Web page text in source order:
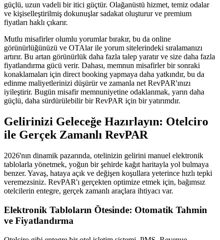
güçlü, uzun vadeli bir itici güçtür. Olağanüstü hizmet, temiz odalar
ve kişiselleştirilmiş dokunuşlar sadakat oluşturur ve premium
fiyatları haklı çıkarır.
Mutlu misafirler olumlu yorumlar bırakır, bu da online
görünürlüğünüzü ve OTAlar ile yorum sitelerindeki sıralamanızı
artırır. Bu artan görünürlük daha fazla talep yaratır ve size daha fazla
fiyatlandırma gücü verir. Dahası, memnun misafirler bir sonraki
konaklamaları için direct booking yapmaya daha yatkındır, bu da
edinme maliyetlerinizi düşürür ve zamanla net RevPAR'ınızı
iyileştirir. Bugün misafir memnuniyetine odaklanmak, yarın daha
güçlü, daha sürdürülebilir bir RevPAR için bir yatırımdır.
Gelirinizi Geleceğe Hazırlayın: Otelciro
ile Gerçek Zamanlı RevPAR
2026'nın dinamik pazarında, otelinizin gelirini manuel elektronik
tablolarla yönetmek, yoğun bir şehirde kağıt haritayla yol bulmaya
benzer. Yavaş, hataya açık ve değişen koşullara yeterince hızlı tepki
veremezsiniz. RevPAR'ı gerçekten optimize etmek için, bağımsız
otelcilerin entegre, gerçek zamanlı araçlara ihtiyacı var.
Elektronik Tabloların Ötesinde: Otomatik Tahmin
ve Fiyatlandırma